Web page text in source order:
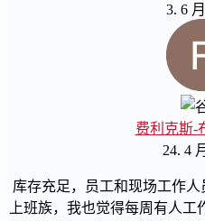
3. 6
费利克斯-
24. 4
库存充足，员工和现场工作
上班族，我也觉得每周有人工